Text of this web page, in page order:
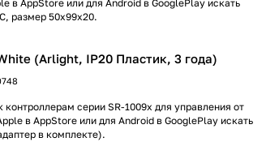
в AppStore или для Android в GooglePlay искать
размер 50x99x20.
(Arlight, IP20 Пластик, 3 года)
контроллерам серии SR-1009x для управления от
в AppStore или для Android в GooglePlay искать
в комплекте).